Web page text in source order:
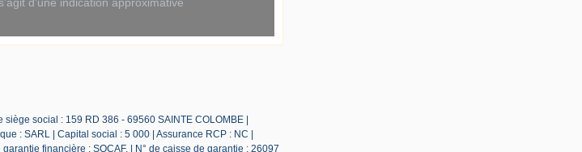
social : 159 RD 386 - 69560 SAINTE COLOMBE |
: SARL | Capital social : 5 000 | Assurance RCP : NC |
financière : SOCAF. | N° de caisse de garantie : 26097